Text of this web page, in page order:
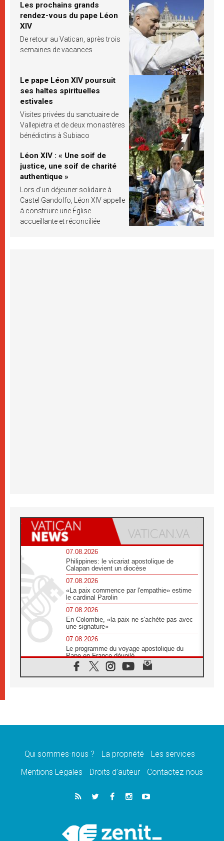
Les prochains grands
rendez-vous du pape Léon
XIV
De retour au Vatican, après trois
semaines de vacances
Le pape Léon XIV poursuit
ses haltes spirituelles
estivales
Visites privées du sanctuaire de
Vallepietra et de deux monastères
bénédictins à Subiaco
Léon XIV : « Une soif de
justice, une soif de charité
authentique »
Lors d’un déjeuner solidaire à
Castel Gandolfo, Léon XIV appelle
à construire une Église
accueillante et réconciliée
07.08.2026
Philippines: le vicariat apostolique de
Calapan devient un diocèse
07.08.2026
«La paix commence par l'empathie» estime
le cardinal Parolin
07.08.2026
En Colombie, «la paix ne s'achète pas avec
une signature»
07.08.2026
Le programme du voyage apostolique du
Pape en France dévoilé
07.08.2026
1ère Conférence continentale sur l'éducation
07.08.2026
07.08.2026
lancement des «dix jours de prière pour la
06.08.2026
Préparatifs des JMJ 2027 à Séoul: «c'est
Chrétiens et confucéens: respect et sagesse
pour relever les «défis urgents»
Qui sommes-nous ? La propriété
Les services
Mentions Legales
Droits d’auteur Contactez-nous